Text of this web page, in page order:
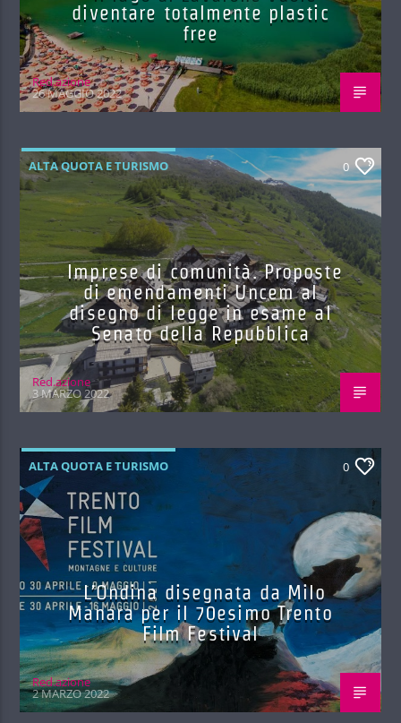
diventare totalmente plastic
free
Red.azione
26 MAGGIO 2022
ALTA QUOTA E TURISMO 0
Imprese di comunità. Proposte
di emendamenti Uncem al
disegno di legge in esame al
Senato della Repubblica
Red.azione
3 MARZO 2022
ALTA QUOTA E TURISMO 0
L’Ondina disegnata da Milo
Manara per il 70esimo Trento
Film Festival
Red.azione
2 MARZO 2022